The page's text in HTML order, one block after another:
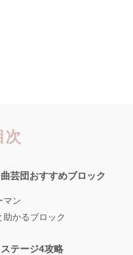
次
芸団おすすめブロック
マン
助かるブロック
ステージ4攻略